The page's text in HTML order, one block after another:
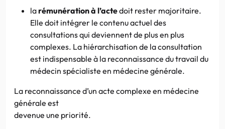
larémunération à l’actedoit rester majoritaire.
Elle doit intégrer le contenu actuel des
consultations qui deviennent de plus en plus
complexes. La hiérarchisation de la consultation
est indispensable à la reconnaissance du travail du
médecin spécialiste en médecine générale.
La reconnaissance d’un acte complexe en médecine
générale est
devenue une priorité.